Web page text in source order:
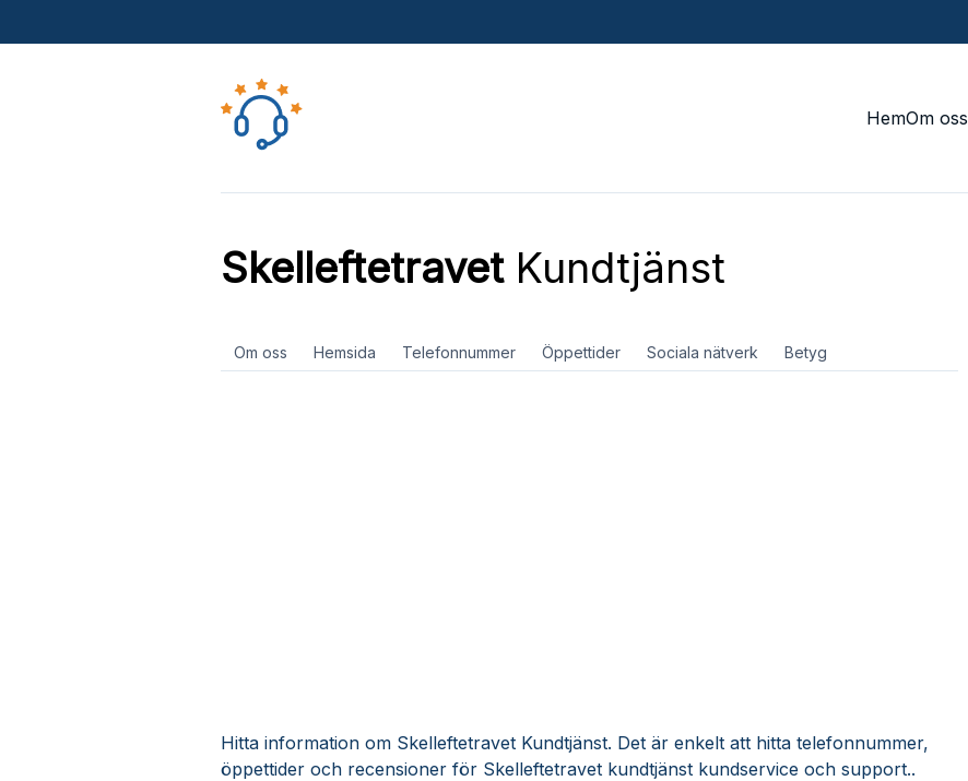
HemOm oss
SkelleftetravetKundtjänst
Om oss Hemsida Telefonnummer Öppettider Sociala nätverk Betyg
Hitta information om Skelleftetravet Kundtjänst. Det är enkelt att hitta telefonnummer,
öppettider och recensioner för Skelleftetravet kundtjänst kundservice och support..